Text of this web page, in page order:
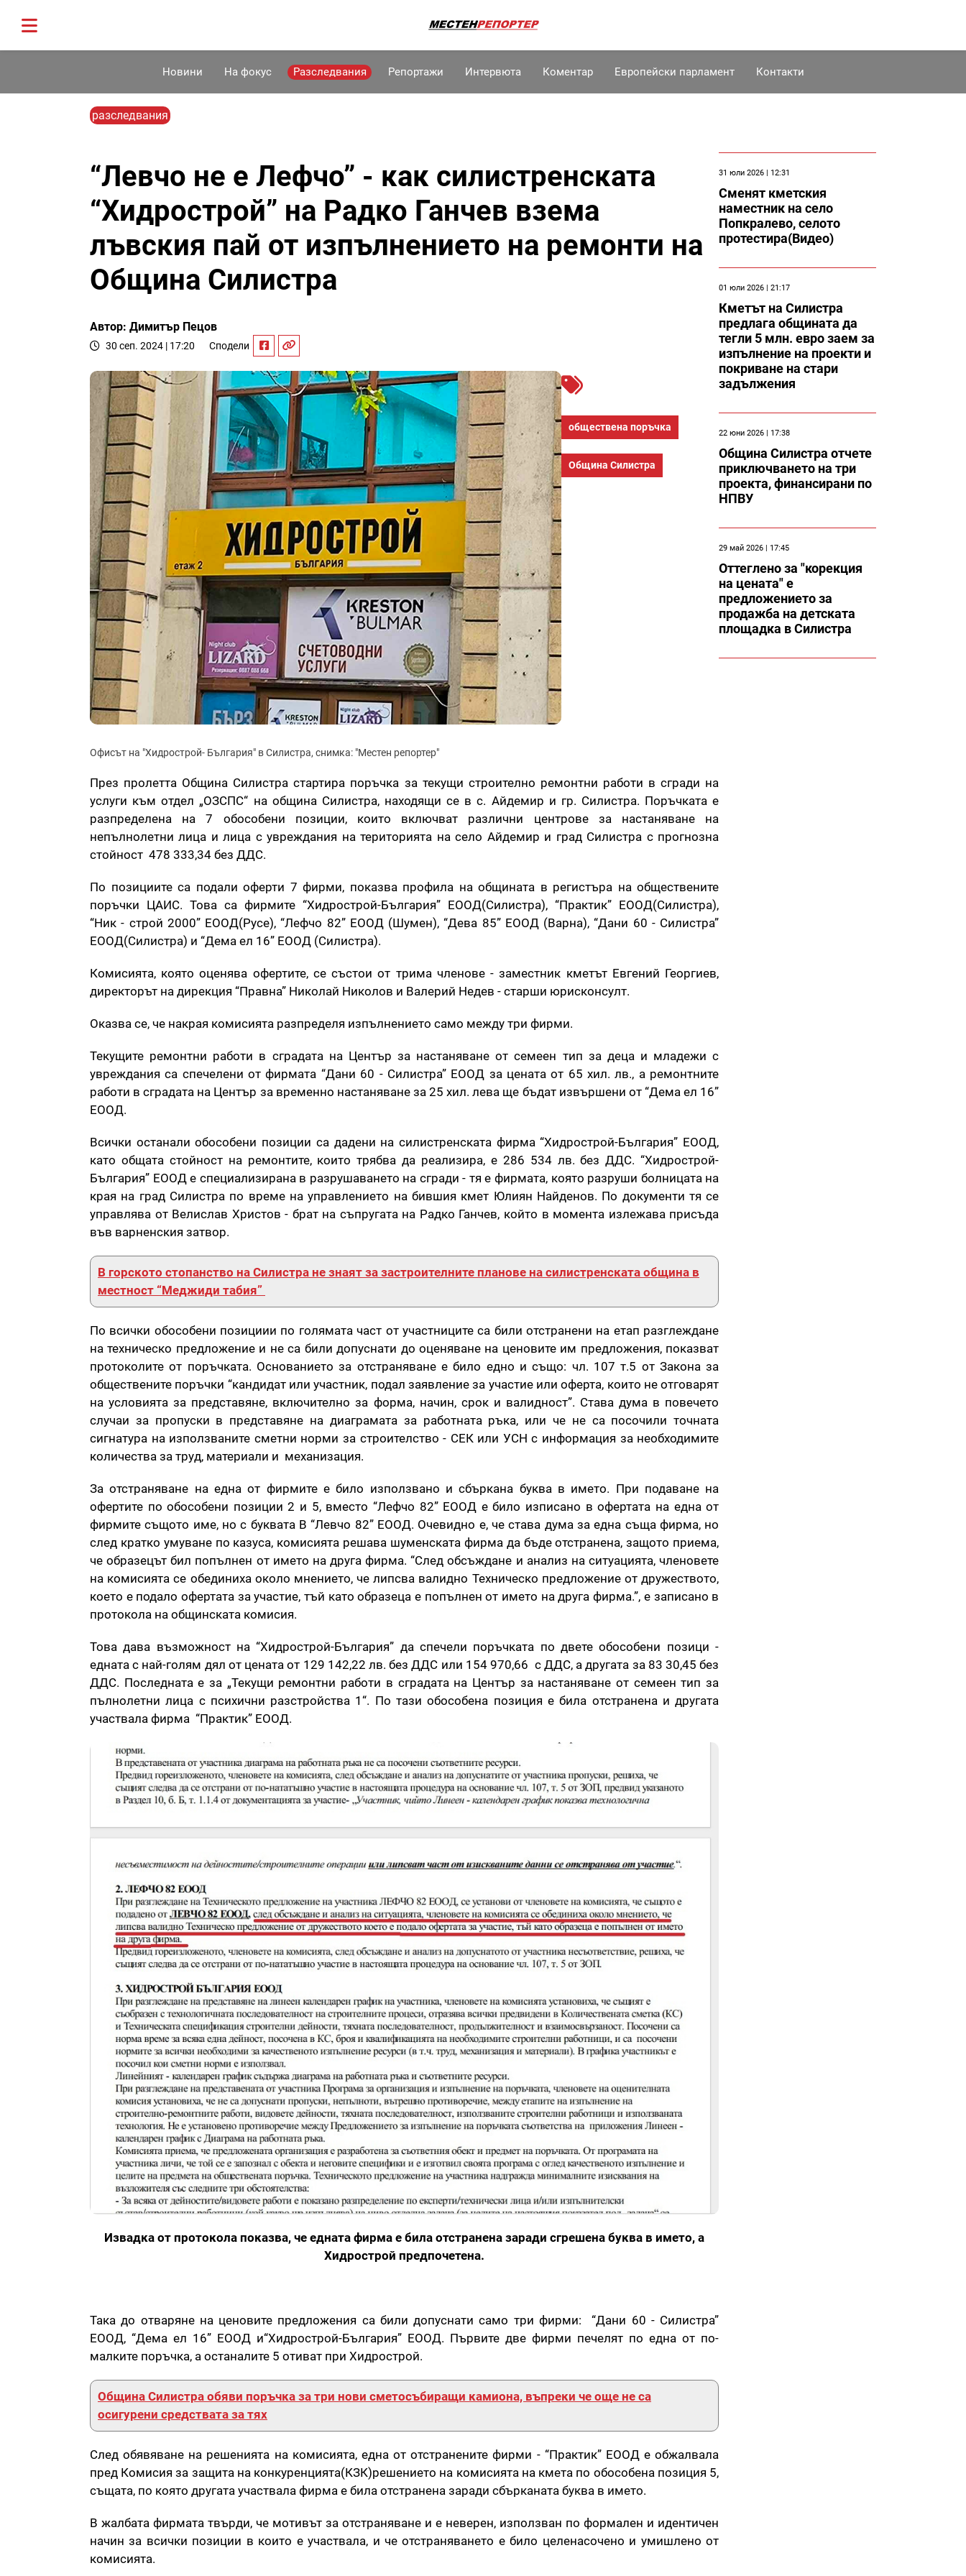
Новини На фокус Разследвания Репортажи Интервюта Коментар Европейски парламент Контакти
разследвания
“Левчо не е Лефчо” - как силистренската
“Хидрострой” на Радко Ганчев взема
лъвския пай от изпълнението на ремонти на
Община Силистра
Автор: Димитър Пецов
30 сеп. 2024 | 17:20 Сподели
обществена поръчка
Община Силистра
Офисът на "Хидрострой- България" в Силистра, снимка: "Местен репортер"
През пролетта Община Силистра стартира поръчка за текущи строително ремонтни работи в сгради на
услуги към отдел „ОЗСПС“ на община Силистра, находящи се в с. Айдемир и гр. Силистра. Поръчката е
разпределена на 7 обособени позиции, които включват различни центрове за настаняване на
непълнолетни лица и лица с увреждания на територията на село Айдемир и град Силистра с прогнозна
стойност 478 333,34 без ДДС.
По позициите са подали оферти 7 фирми, показва профила на общината в регистъра на обществените
поръчки ЦАИС. Това са фирмите “Хидрострой-България” ЕООД(Силистра), “Практик” ЕООД(Силистра),
“Ник - строй 2000” ЕООД(Русе), “Лефчо 82” ЕООД (Шумен), “Дева 85” ЕООД (Варна), “Дани 60 - Силистра”
ЕООД(Силистра) и “Дема ел 16” ЕООД (Силистра).
Комисията, която оценява офертите, се състои от трима членове - заместник кметът Евгений Георгиев,
директорът на дирекция “Правна” Николай Николов и Валерий Недев - старши юрисконсулт.
Оказва се, че накрая комисията разпределя изпълнението само между три фирми.
Текущите ремонтни работи в сградата на Център за настаняване от семеен тип за деца и младежи с
увреждания са спечелени от фирмата “Дани 60 - Силистра” ЕООД за цената от 65 хил. лв., а ремонтните
работи в сградата на Център за временно настаняване за 25 хил. лева ще бъдат извършени от “Дема ел 16”
ЕООД.
Всички останали обособени позиции са дадени на силистренската фирма “Хидрострой-България” ЕООД,
като общата стойност на ремонтите, които трябва да реализира, е 286 534 лв. без ДДС. “Хидрострой-
България” ЕООД е специализирана в разрушаването на сгради - тя е фирмата, която разруши болницата на
края на град Силистра по време на управлението на бившия кмет Юлиян Найденов. По документи тя се
управлява от Велислав Христов - брат на съпругата на Радко Ганчев, който в момента излежава присъда
във варненския затвор.
В горското стопанство на Силистра не знаят за застроителните планове на силистренската община в
местност “Меджиди табия”
По всички обособени позициии по голямата част от участниците са били отстранени на етап разглеждане
на техническо предложение и не са били допуснати до оценяване на ценовите им предложения, показват
протоколите от поръчката. Основанието за отстраняване е било едно и също: чл. 107 т.5 от Закона за
обществените поръчки “кандидат или участник, подал заявление за участие или оферта, които не отговарят
на условията за представяне, включително за форма, начин, срок и валидност”. Става дума в повечето
случаи за пропуски в представяне на диаграмата за работната ръка, или че не са посочили точната
сигнатура на използваните сметни норми за строителство - СЕК или УСН с информация за необходимите
количества за труд, материали и механизация.
За отстраняване на една от фирмите е било използвано и сбъркана буква в името. При подаване на
офертите по обособени позиции 2 и 5, вместо “Лефчо 82” ЕООД е било изписано в офертата на една от
фирмите същото име, но с буквата В “Левчо 82” ЕООД. Очевидно е, че става дума за една съща фирма, но
след кратко умуване по казуса, комисията решава шуменската фирма да бъде отстранена, защото приема,
че образецът бил попълнен от името на друга фирма. “След обсъждане и анализ на ситуацията, членовете
на комисията се обединиха около мнението, че липсва валидно Техническо предложение от дружеството,
което е подало офертата за участие, тъй като образеца е попълнен от името на друга фирма.”, е записано в
протокола на общинската комисия.
Това дава възможност на “Хидрострой-България” да спечели поръчката по двете обособени позици -
едната с най-голям дял от цената от 129 142,22 лв. без ДДС или 154 970,66 с ДДС, а другата за 83 30,45 без
ДДС. Последната е за „Текущи ремонтни работи в сградата на Център за настаняване от семеен тип за
пълнолетни лица с психични разстройства 1“. По тази обособена позиция е била отстранена и другата
участвала фирма “Практик” ЕООД.
Извадка от протокола показва, че едната фирма е била отстранена заради сгрешена буква в името, а
Хидрострой предпочетена.
Така до отваряне на ценовите предложения са били допуснати само три фирми: “Дани 60 - Силистра”
ЕООД, “Дема ел 16” ЕООД и“Хидрострой-България” ЕООД. Първите две фирми печелят по една от по-
малките поръчка, а останалите 5 отиват при Хидрострой.
Община Силистра обяви поръчка за три нови сметосъбиращи камиона, въпреки че още не са
осигурени средствата за тях
След обявяване на решенията на комисията, една от отстранените фирми - “Практик” ЕООД е обжалвала
пред Комисия за защита на конкуренцията(КЗК)решението на комисията на кмета по обособена позиция 5,
същата, по която другата участвала фирма е била отстранена заради сбърканата буква в името.
В жалбата фирмата твърди, че мотивът за отстраняване и е неверен, използван по формален и идентичен
начин за всички позиции в които е участвала, и че отстраняването е било целенасочено и умишлено от
комисията.
31 юли 2026 | 12:31
Сменят кметския
наместник на село
Попкралево, селото
протестира(Видео)
01 юли 2026 | 21:17
Кметът на Силистра
предлага общината да
тегли 5 млн. евро заем за
изпълнение на проекти и
покриване на стари
задължения
22 юни 2026 | 17:38
Община Силистра отчете
приключването на три
проекта, финансирани по
НПВУ
29 май 2026 | 17:45
Оттеглено за "корекция
на цената" е
предложението за
продажба на детската
площадка в Силистра